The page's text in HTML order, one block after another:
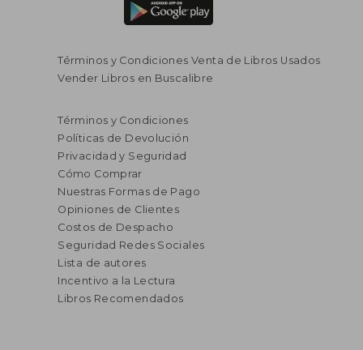
$ 136.937
Términos y Condiciones Venta de Libros Usados
Vender Libros en Buscalibre
Términos y Condiciones
Políticas de Devolución
Privacidad y Seguridad
Cómo Comprar
Nuestras Formas de Pago
Opiniones de Clientes
Costos de Despacho
Seguridad Redes Sociales
Lista de autores
Incentivo a la Lectura
Libros Recomendados